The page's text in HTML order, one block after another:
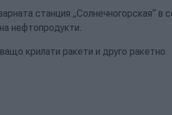
станция „Солнечногорская“ в
нефтопродукти.
крилати ракети и друго ракетно